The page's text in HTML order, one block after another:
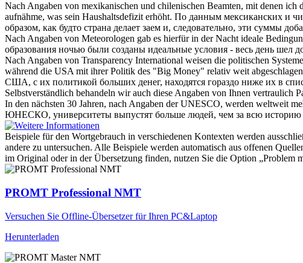
Nach Angaben von mexikanischen und chilenischen Beamten, mit denen ich
aufnähme, was sein Haushaltsdefizit erhöht. По данным мексиканских и
образом, как будто страна делает заем и, следовательно, эти суммы
Nach Angaben von Meteorologen gab es hierfür in der Nacht ideale
образования ночью были созданы идеальные условия - весь день шел
Nach Angaben von Transparency International weisen die politischen
während die USA mit ihrer Politik des "Big Money" relativ weit
США, с их политикой больших денег, находятся гораздо ниже их в
Selbstverständlich behandeln wir auch diese Angaben von Ihnen vertraulich
In den nächsten 30 Jahren, nach Angaben der UNESCO, werden weltweit
ЮНЕСКО, университеты выпустят больше людей, чем за всю историю
Beispiele für den Wortgebrauch in verschiedenen Kontexten werden
andere zu untersuchen. Alle Beispiele werden automatisch aus offenen
im Original oder in der Übersetzung finden, nutzen Sie die Option „Problem
PROMT Professional NMT
Versuchen Sie Offline-Übersetzer für Ihren PC&Laptop
Herunterladen